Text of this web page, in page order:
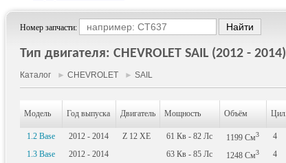
Номер запчасти:
Тип двигателя: CHEVROLET SAIL (2012 - 2014)
Каталог ► CHEVROLET ► SAIL
Модель Год выпуска Двигатель Мощность Объём Цил.
1.2 Base 2012 - 2014 Z 12 XE 61 Кв - 82 Лс 1199 См3 4
1.3 Base
2012 - 2014 63 Кв - 85 Лс 1248 См3 4